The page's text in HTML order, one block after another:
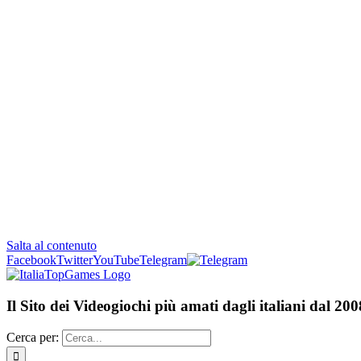
Salta al contenuto
FacebookTwitterYouTubeTelegram
Il Sito dei Videogiochi più amati dagli italiani dal
Cerca per: